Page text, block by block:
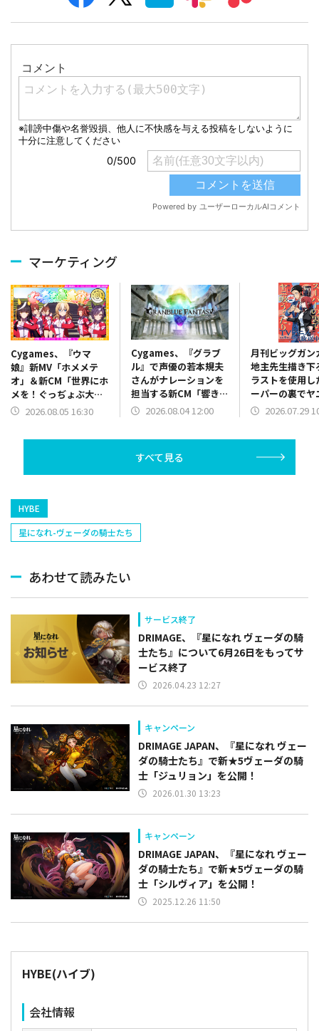
マーケティング
Cygames、『ウマ
娘』新MV「ホメメテ
オ」＆新CM「世界にホ
メを！ぐっぢょぶ大
賞」篇公開を記念したX
2026.08.05 16:30
Cygames、『グラブ
ル』で声優の若本規夫
さんがナレーションを
担当する新CM「響き渡
る福音！101億宝晶石
2026.08.04 12:00
月刊ビッグガン
地主先生描き下
ラストを使用し
ーパーの裏でヤ
ふたり』SPポ
2026.07.29
すべて見る
HYBE
星になれ-ヴェーダの騎士たち
あわせて読みたい
サービス終了
DRIMAGE、『星になれ ヴェーダの騎
士たち』について6月26日をもってサ
ービス終了
2026.04.23 12:27
キャンペーン
DRIMAGE JAPAN、『星になれ ヴェー
ダの騎士たち』で新★5ヴェーダの騎
士「ジュリョン」を公開！
2026.01.30 13:23
キャンペーン
DRIMAGE JAPAN、『星になれ ヴェー
ダの騎士たち』で新★5ヴェーダの騎
士「シルヴィア」を公開！
2025.12.26 11:50
HYBE(ハイブ)
会社情報